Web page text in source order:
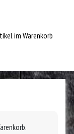
im Warenkorb